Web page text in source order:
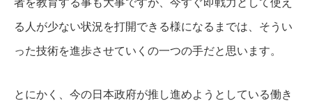
者を教育する事も大事ですが、今すぐ即戦力として使え
る人が少ない状況を打開できる様になるまでは、そうい
った技術を進歩させていくの一つの手だと思います。
とにかく、今の日本政府が推し進めようとしている働き